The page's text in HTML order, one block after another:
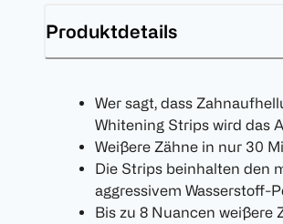
Produktdetails
Wer sagt, dass
Whitening Strips wird das
Weißere Zähne in nur 30
Die Strips beinhalten den
aggressivem Wasserstoff-
Bis zu 8 Nuancen weißere